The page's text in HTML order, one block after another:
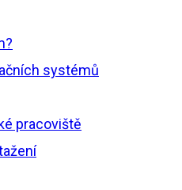
systémů
pracoviště